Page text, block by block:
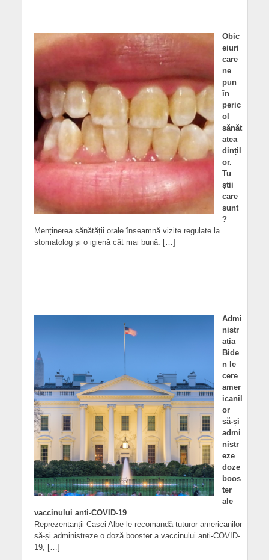
Obic
eiuri
care
ne
pun
în
peric
ol
sănăt
atea
dințil
or.
Tu
știi
care
sunt
?
Menținerea sănătății orale înseamnă vizite regulate la
stomatolog și o igienă cât mai bună. […]
Admi
nistr
ația
Bide
n le
cere
amer
icanil
or
să-și
admi
nistr
eze
doze
boos
ter
ale
vaccinului anti-COVID-19
Reprezentanții Casei Albe le recomandă tuturor americanilor
să-și administreze o doză booster a vaccinului anti-COVID-
19, […]